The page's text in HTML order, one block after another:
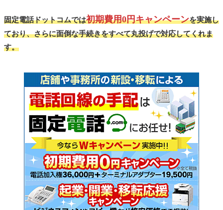
固定電話ドットコムでは初期費用0円キャンペーンを実施し
ており、さらに面倒な手続きをすべて丸投げで対応してくれま
す。